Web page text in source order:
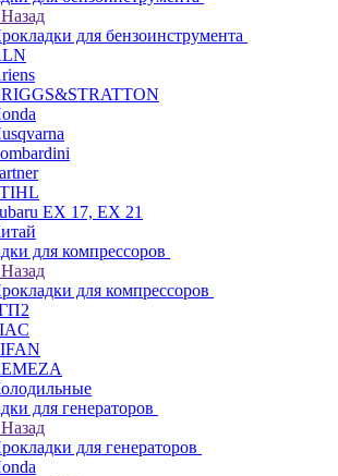
Назад
для бензоинструмента
EX 17, EX 21
для компрессоров
Назад
для компрессоров
для генераторов
Назад
для генераторов